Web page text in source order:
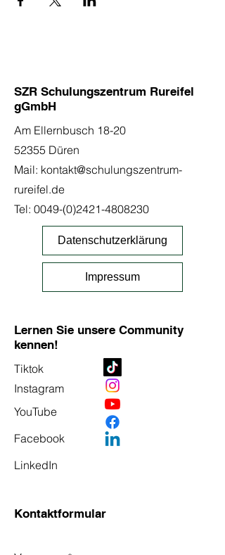
SZR Schulungszentrum Rureifel
gGmbH
Am Ellernbusch 18-20
52355 Düren
Mail: kontakt@schulungszentrum-
rureifel.de
Tel: 0049-(0)2421-4808230
Datenschutzerklärung
Impressum
Lernen Sie unsere Community
kennen!
Tiktok
Instagram
YouTube
Facebook
LinkedIn
Kontaktformular